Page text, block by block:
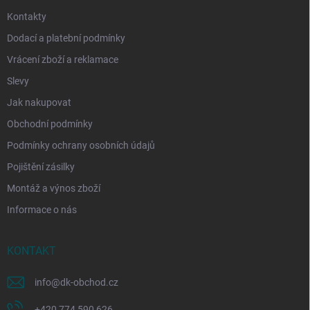
Kontakty
Dodací a platební podmínky
Vrácení zboží a reklamace
Slevy
Jak nakupovat
Obchodní podmínky
Podmínky ochrany osobních údajů
Pojištění zásilky
Montáž a výnos zboží
Informace o nás
KONTAKT
info@dk-obchod.cz